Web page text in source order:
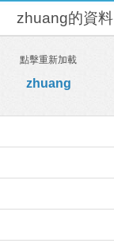
zhuang的資料
點擊重新加載
zhuang